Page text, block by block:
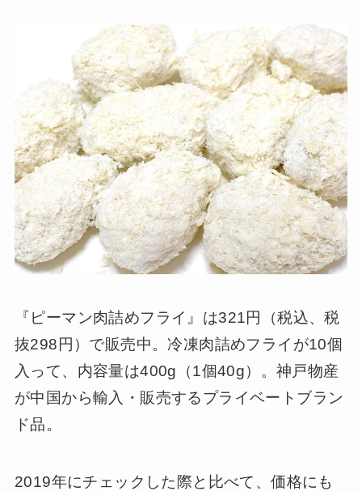
『ピーマン肉詰めフライ』は321円（税込、税
抜298円）で販売中。冷凍肉詰めフライが10個
入って、内容量は400g（1個40g）。神戸物産
が中国から輸入・販売するプライベートブラン
ド品。
2019年にチェックした際と比べて、価格にも